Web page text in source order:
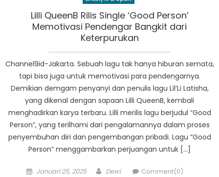
Lilli QueenB Rilis Single ‘Good Person’
Memotivasi Pendengar Bangkit dari
Keterpurukan
Channel9id-Jakarta. Sebuah lagu tak hanya hiburan semata,
tapi bisa juga untuk memotivasi para pendengarnya.
Demikian demgam penyanyi dan penulis lagu Lil’Li Latisha,
yang dikenal dengan sapaan Lilli QueenB, kembali
menghadirkan karya terbaru. Lilli merilis lagu berjudul “Good
Person”, yang terilhami dari pengalamannya dalam proses
penyembuhan diri dan pengembangan pribadi. Lagu “Good
Person” menggambarkan perjuangan untuk […]
Posted
Januari 25, 2025 Author
Dewi Comment(0)